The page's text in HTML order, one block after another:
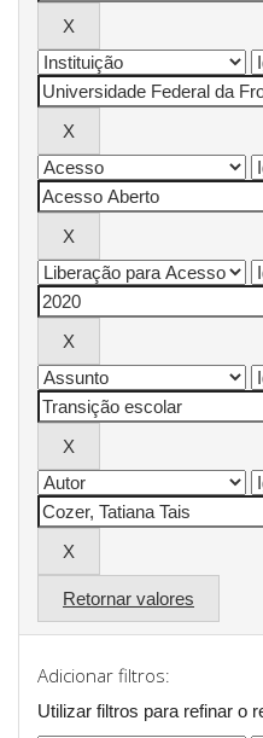
Retornar valores
Adicionar filtros:
Utilizar filtros para refinar o